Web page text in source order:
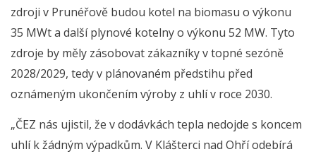
zdroji v Prunéřově budou kotel na biomasu o výkonu
35 MWt a další plynové kotelny o výkonu 52 MW. Tyto
zdroje by měly zásobovat zákazníky v topné sezóně
2028/2029, tedy v plánovaném předstihu před
oznámeným ukončením výroby z uhlí v roce 2030.
„ČEZ nás ujistil, že v dodávkách tepla nedojde s koncem
uhlí k žádným výpadkům. V Klášterci nad Ohří odebírá